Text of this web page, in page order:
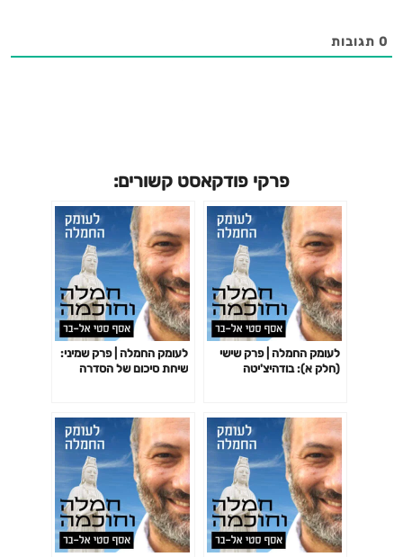
0 תגובות
פרקי פודקאסט קשורים:
לעומק החמלה | פרק שישי
(חלק א): בודהיצ'יטה
לעומק החמלה | פרק שמיני:
שיחת סיכום של הסדרה